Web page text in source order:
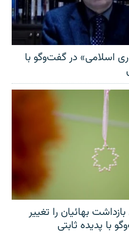
اسلامی» در گفت‌وگو با
بهائیان را تغییر
با پدیده ثابتی